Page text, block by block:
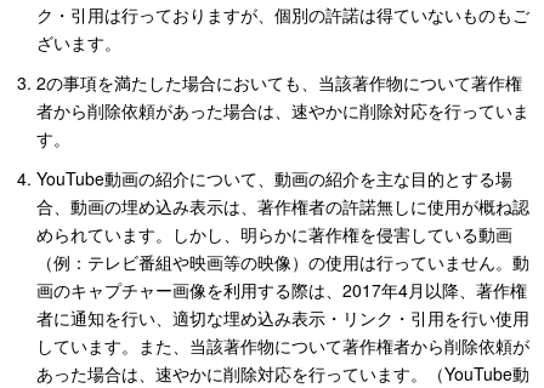
ク・引用は行っておりますが、個別の許諾は得ていないものもご
ざいます。
2の事項を満たした場合においても、当該著作物について著作権
者から削除依頼があった場合は、速やかに削除対応を行っていま
す。
YouTube動画の紹介について、動画の紹介を主な目的とする場
合、動画の埋め込み表示は、著作権者の許諾無しに使用が概ね認
められています。しかし、明らかに著作権を侵害している動画
（例：テレビ番組や映画等の映像）の使用は行っていません。動
画のキャプチャー画像を利用する際は、2017年4月以降、著作権
者に通知を行い、適切な埋め込み表示・リンク・引用を行い使用
しています。また、当該著作物について著作権者から削除依頼が
あった場合は、速やかに削除対応を行っています。（YouTube動